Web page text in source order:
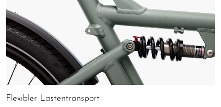
Flexibler Lastentransport